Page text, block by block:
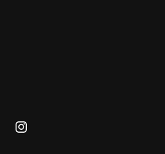
Instagram